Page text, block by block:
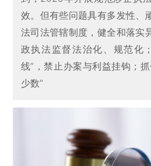
效。但有些问题具有多发性、
法司法管辖制度，健全和落实
政执法监督法治化、规范化
线”，禁止办案与利益挂钩；
少数”